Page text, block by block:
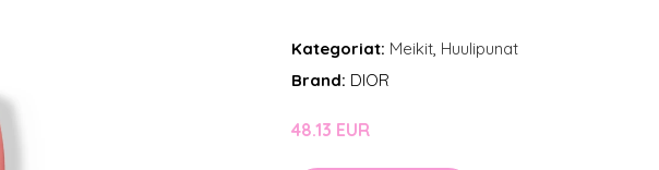
Kategoriat: Meikit, Huulipunat
Brand: DIOR
48.13 EUR